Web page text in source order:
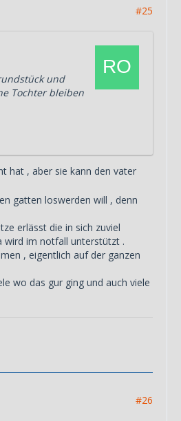
#25
und
Tochter bleiben
hat , aber sie kann den vater
gatten loswerden will , denn
erlässt die in sich zuviel
wird im notfall unterstützt .
, eigentlich auf der ganzen
wo das gur ging und auch viele
#26